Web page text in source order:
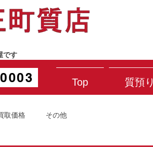
です
Top 質預り
取価格 その他